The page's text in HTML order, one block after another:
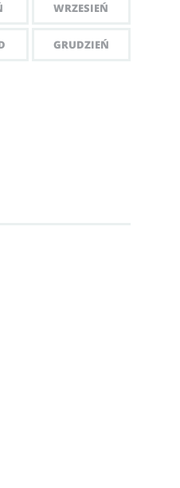
WRZESIEŃ
GRUDZIEŃ